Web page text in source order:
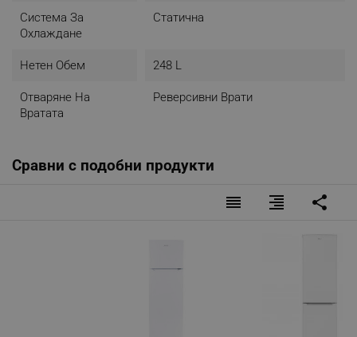
Система За
Охлаждане
Статична
Нетен Обем 248 L
Отваряне На
Вратата
Реверсивни Врати
Сравни с подобни продукти
reorder format_align_right share